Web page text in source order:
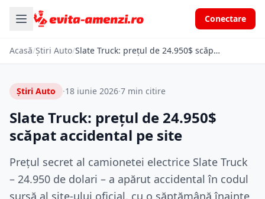
Conectare
Acasă/Știri Auto/ Slate Truck: prețul de 24.950$ scăpat accidental pe site
Știri Auto ·18 iunie 2026·7 min citire
Slate Truck: prețul de 24.950$
scăpat accidental pe site
Prețul secret al camionetei electrice Slate Truck
– 24.950 de dolari – a apărut accidental în codul
sursă al site-ului oficial, cu o săptămână înainte